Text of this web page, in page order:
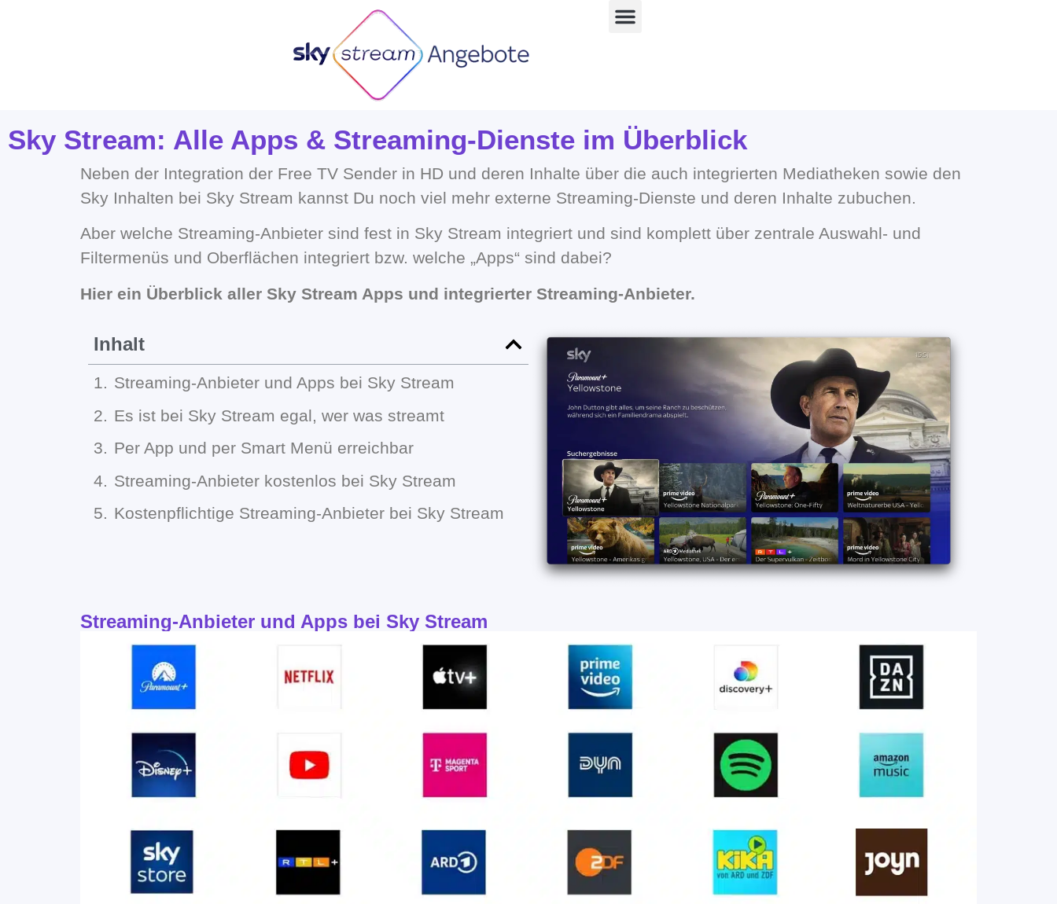
Sky Stream: Alle Apps & Streaming-Dienste im Überblick
Neben der Integration der Free TV Sender in HD und deren Inhalte über die auch integrierten Mediatheken sowie den
Sky Inhalten bei Sky Stream kannst Du noch viel mehr externe Streaming-Dienste und deren Inhalte zubuchen.
Aber welche Streaming-Anbieter sind fest in Sky Stream integriert und sind komplett über zentrale Auswahl- und
Filtermenüs und Oberflächen integriert bzw. welche „Apps“ sind dabei?
Hier ein Überblick aller Sky Stream Apps und integrierter Streaming-Anbieter.
Inhalt
Streaming-Anbieter und Apps bei Sky Stream
Es ist bei Sky Stream egal, wer was streamt
Per App und per Smart Menü erreichbar
Streaming-Anbieter kostenlos bei Sky Stream
Kostenpflichtige Streaming-Anbieter bei Sky Stream
Streaming-Anbieter und Apps bei Sky Stream